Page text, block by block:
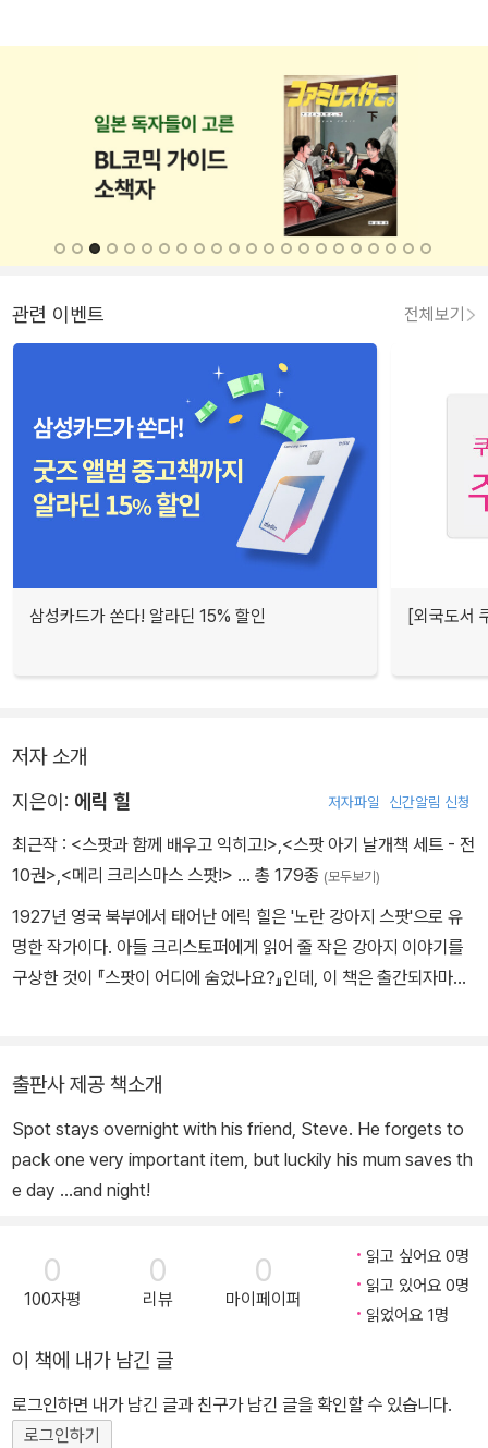
관련 이벤트 전체보기
삼성카드가 쏜다! 알라딘 15% 할인 [외국도서
저자 소개
지은이: 에릭 힐 저자파일 신간알림 신청
최근작 : <스팟과 함께 배우고 익히고!>,<스팟 아기 날개책 세트 - 전
10권>,<메리 크리스마스 스팟!> … 총 179종 (모두보기)
1927년 영국 북부에서 태어난 에릭 힐은 '노란 강아지 스팟'으로 유
명한 작가이다. 아들 크리스토퍼에게 읽어 줄 작은 강아지 이야기를
구상한 것이 『스팟이 어디에 숨었나요?』인데, 이 책은 출간되자마자
달걀 찾기』, 『스팟의 첫나들이』, 『스팟이 수를 세어요』, 『스팟이 공원
에 갔어요』, 『스팟이 바닷가에 갔어요』, 『메리 크리스마스 스팟!』등
스팟과 관련한 다양한 작품을 선보였다. 2008년에 아동문학에 대한
공헌으로 대영제국훈장을 받았다.
출판사 제공 책소개
Spot stays overnight with his friend, Steve. He forgets to
pack one very important item, but luckily his mum saves th
e day ...and night!
0
100자평
0
리뷰
0
마이페이퍼
읽고 싶어요 0명
읽고 있어요 0명
읽었어요 1명
이 책에 내가 남긴 글
로그인하면 내가 남긴 글과 친구가 남긴 글을 확인할 수 있습니다.
로그인하기